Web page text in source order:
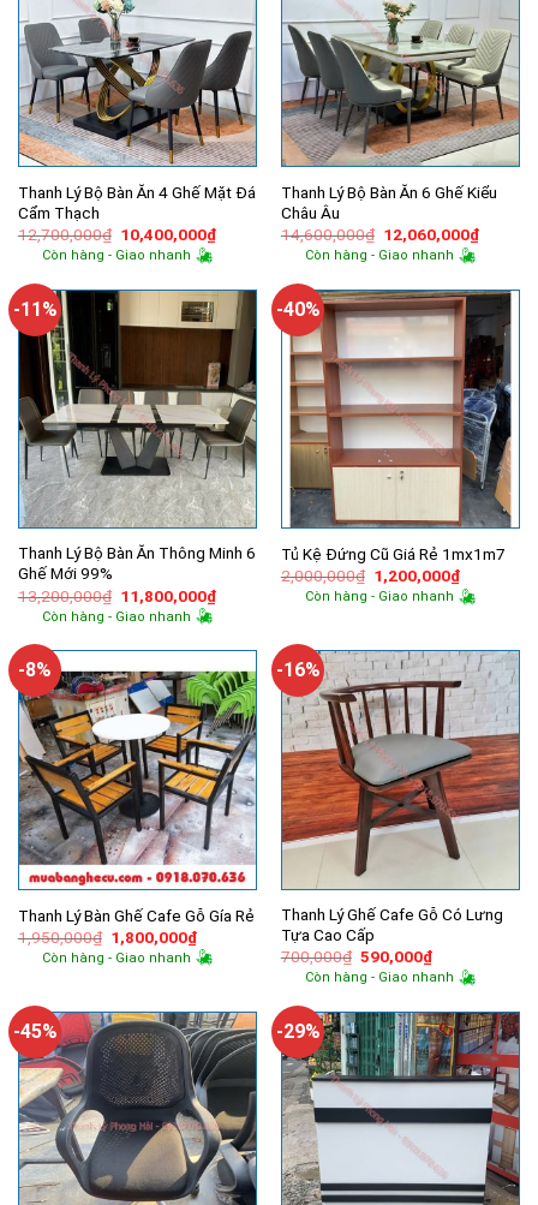
Thanh Lý Bộ Bàn Ăn 4 Ghế Mặt Đá
Cẩm Thạch
12,700,000₫ Giá
gốc
là:
10,400,000₫Giá
hiện
10,400,000₫.
Còn hàng - Giao nhanh
Thanh Lý Bộ Bàn Ăn 6 Ghế Kiểu
Châu Âu
14,600,000₫ Giá
gốc
là:
12,060,000₫Giá
hiện
Còn hàng - Giao nhanh
-11%
Thanh Lý Bộ Bàn Ăn Thông Minh 6
Ghế Mới 99%
13,200,000₫ Giá
gốc
là:
11,800,000₫Giá
hiện
11,800,000₫.
Còn hàng - Giao nhanh
-40%
Tủ Kệ Đứng Cũ Giá Rẻ 1mx1m7
2,000,000₫ Giá
gốc
là:
1,200,000₫Giá
hiện
tại
Còn hàng - Giao nhanh
-8%
Thanh Lý Bàn Ghế Cafe Gỗ Gía Rẻ
1,950,000₫ Giá
gốc
là:
1,800,000₫Giá
hiện
tại
Còn hàng - Giao nhanh
-16%
Thanh Lý Ghế Cafe Gỗ Có Lưng
Tựa Cao Cấp
700,000₫ Giá
gốc
là:
590,000₫Giá
hiện
tại
590,000₫.
Còn hàng - Giao nhanh
-45% -29%